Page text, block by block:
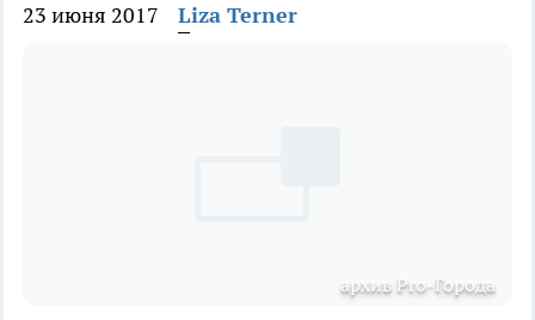
23 июня 2017 Liza Terner
архив Pro-Города